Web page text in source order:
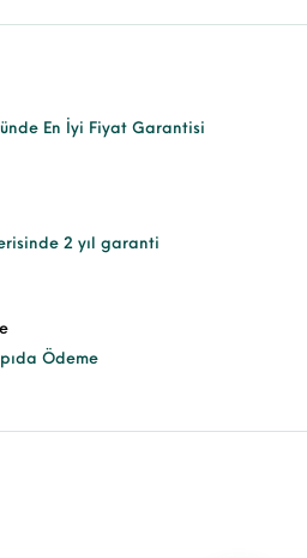
En İyi Fiyat Garantisi
2 yıl garanti
Ödeme